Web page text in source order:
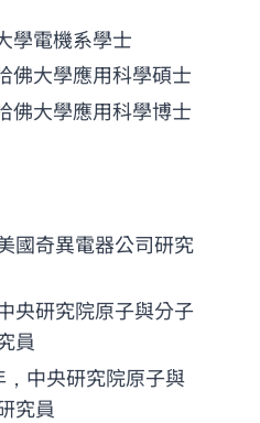
學電機系學士
佛大學應用科學碩士
佛大學應用科學博士
國奇異電器公司研究
央研究院原子與分子
員
中央研究院原子與
究員